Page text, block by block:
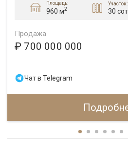
Площадь:
960 м2
Участок:
30 сот.
Продажа
₽ 700 000 000
Чат в Telegram